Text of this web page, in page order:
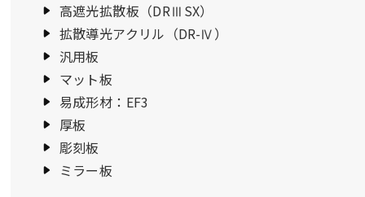
高遮光拡散板（DRⅢSX）
拡散導光アクリル（DR-Ⅳ）
汎用板
マット板
易成形材：EF3
厚板
彫刻板
ミラー板